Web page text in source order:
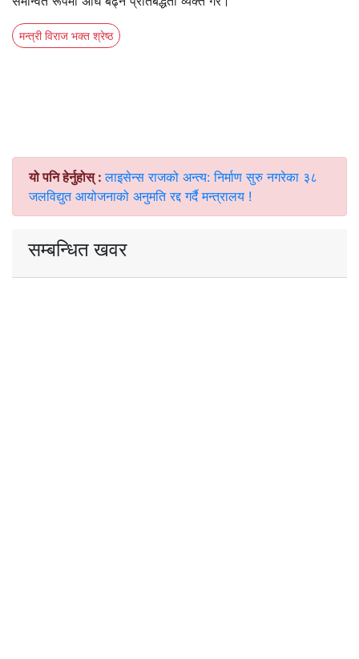
मन्त्री विराज भक्त श्रेष्ठ
यो पनि हेर्नुहोस् :लाइसेन्स राजको अन्त्य: निर्माण सुरु नगरेका ३८
जलविद्युत आयोजनाको अनुमति रद्द गर्दै मन्त्रालय !
सम्बन्धित खवर